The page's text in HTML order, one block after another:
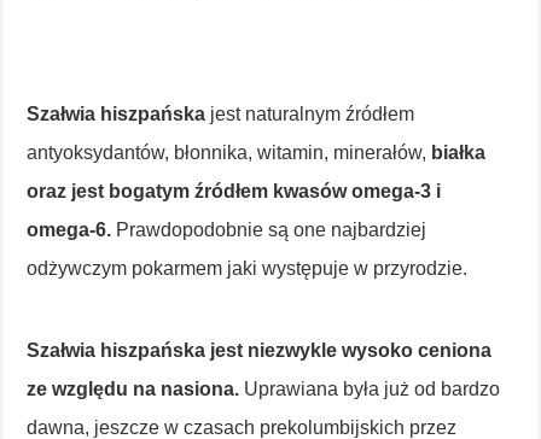
Szałwia hiszpańska jest naturalnym źródłem
antyoksydantów, błonnika, witamin, minerałów, białka
oraz jest bogatym źródłem kwasów omega-3 i
omega-6. Prawdopodobnie są one najbardziej
odżywczym pokarmem jaki występuje w przyrodzie.
Szałwia hiszpańska jest niezwykle wysoko ceniona
ze względu na nasiona. Uprawiana była już od bardzo
dawna, jeszcze w czasach prekolumbijskich przez